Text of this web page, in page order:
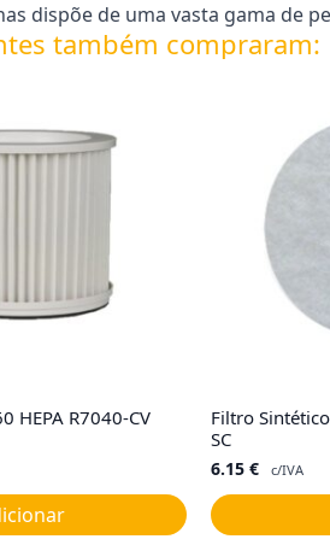
dispõe de uma vasta gama de
também compraram:
HEPA R7040-CV
Filtro
SC
6.15 € c/IVA